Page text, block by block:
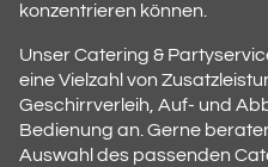
konzentrieren können.
Unser Catering &
eine Vielzahl von
Geschirrverleih, Auf- und
Bedienung an. Gerne
Auswahl des passenden